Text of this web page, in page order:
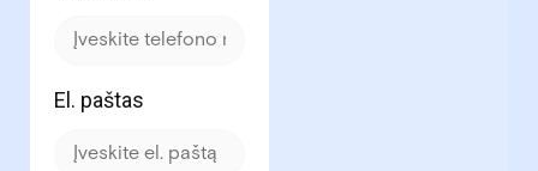
El. paštas